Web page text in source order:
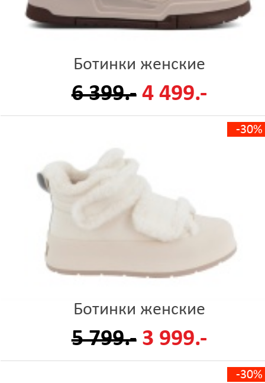
Ботинки женские
6 399.- 4 499.-
-30%
Ботинки женские
5 799.- 3 999.-
-30%